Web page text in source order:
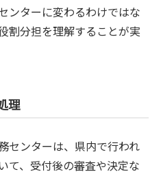
ンターに変わるわけではな
割分担を理解することが実
理
センターは、県内で行われ
て、受付後の審査や決定な